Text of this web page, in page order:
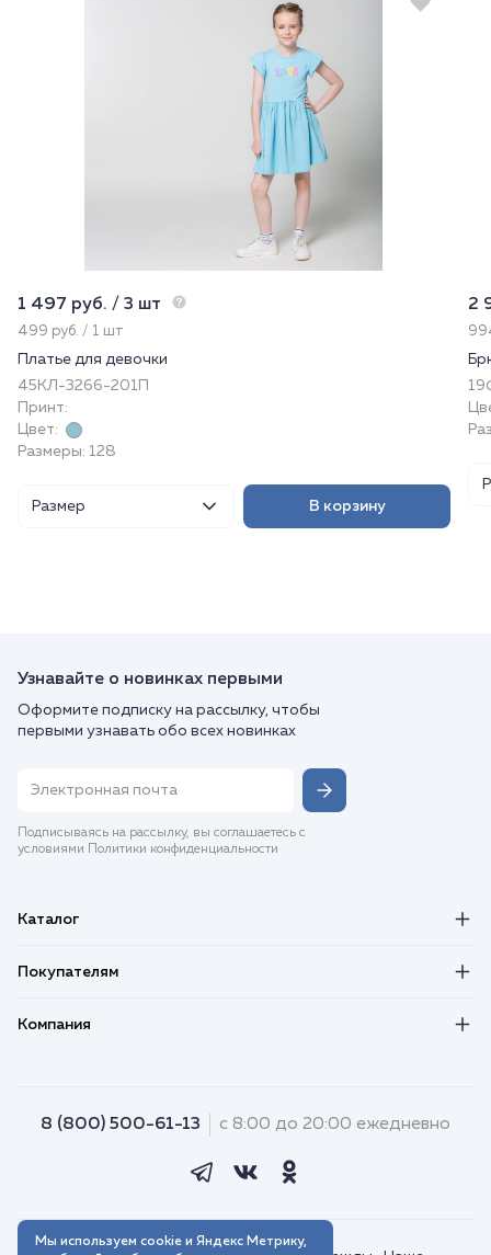
1 497 руб. / 3 шт
499 руб. / 1 шт
Платье для девочки
45КЛ-3266-201П
Принт:
Цвет:
Размеры: 128
Размер В корзину
2
Узнавайте о новинках первыми
Оформите подписку на рассылку, чтобы
первыми узнавать обо всех новинках
Подписываясь на рассылку, вы соглашаетесь с
условиями Политики конфиденциальности
Каталог
Покупателям
Компания
8 (800) 500-61-13 с 8:00 до 20:00 ежедневно
Мы используем cookie и Яндекс Метрику,